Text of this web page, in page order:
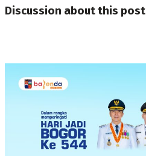
Discussion about this post